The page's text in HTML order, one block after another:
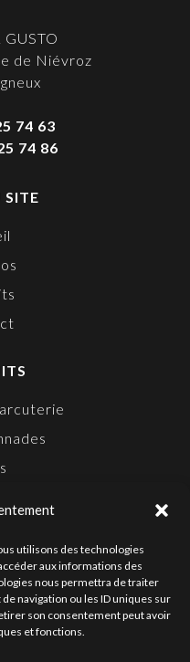
utilisons des technologies
aux informations des
nous permettra de traiter
navigation ou les ID uniques sur
son consentement peut avoir
et fonctions.
de Niévroz
74 63
74 86
SITE
ON